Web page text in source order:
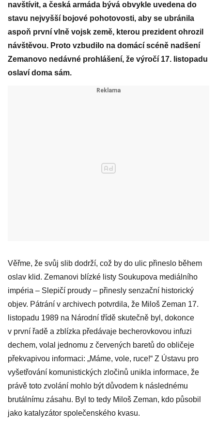
navštívit, a česká armáda bývá obvykle uvedena do
stavu nejvyšší bojové pohotovosti, aby se ubránila
aspoň první vlně vojsk země, kterou prezident ohrozil
návštěvou. Proto vzbudilo na domácí scéně nadšení
Zemanovo nedávné prohlášení, že výročí 17. listopadu
oslaví doma sám.
Věřme, že svůj slib dodrží, což by do ulic přineslo během
oslav klid. Zemanovi blízké listy Soukupova mediálního
impéria – Slepičí proudy – přinesly senzační historický
objev. Pátrání v archivech potvrdila, že Miloš Zeman 17.
listopadu 1989 na Národní třídě skutečně byl, dokonce
v první řadě a zblízka předávaje becherovkovou infuzi
dechem, volal jednomu z červených baretů do obličeje
překvapivou informaci: „Máme, vole, ruce!“ Z Ústavu pro
vyšetřování komunistických zločinů unikla informace, že
právě toto zvolání mohlo být důvodem k následnému
brutálnímu zásahu. Byl to tedy Miloš Zeman, kdo působil
jako katalyzátor společenského kvasu.